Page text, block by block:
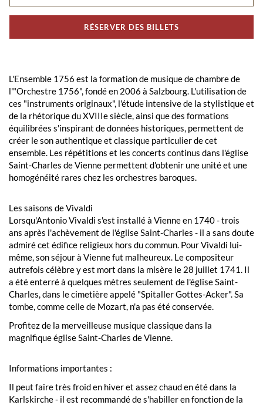
RÉSERVER DES BILLETS
L'Ensemble 1756 est la formation de musique de chambre de
l'"Orchestre 1756", fondé en 2006 à Salzbourg. L'utilisation de
ces "instruments originaux", l'étude intensive de la stylistique et
de la rhétorique du XVIIIe siècle, ainsi que des formations
équilibrées s'inspirant de données historiques, permettent de
créer le son authentique et classique particulier de cet
ensemble. Les répétitions et les concerts continus dans l'église
Saint-Charles de Vienne permettent d'obtenir une unité et une
homogénéité rares chez les orchestres baroques.
Les saisons de Vivaldi
Lorsqu'Antonio Vivaldi s'est installé à Vienne en 1740 - trois
ans après l'achèvement de l'église Saint-Charles - il a sans doute
admiré cet édifice religieux hors du commun. Pour Vivaldi lui-
même, son séjour à Vienne fut malheureux. Le compositeur
autrefois célèbre y est mort dans la misère le 28 juillet 1741. Il
a été enterré à quelques mètres seulement de l'église Saint-
Charles, dans le cimetière appelé "Spitaller Gottes-Acker". Sa
tombe, comme celle de Mozart, n'a pas été conservée.
Profitez de la merveilleuse musique classique dans la
magnifique église Saint-Charles de Vienne.
Informations importantes :
Il peut faire très froid en hiver et assez chaud en été dans la
Karlskirche - il est recommandé de s'habiller en fonction de la